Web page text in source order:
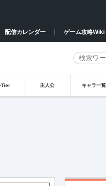
配信カレンダー ゲーム攻略Wiki
Tier 主人公 キャラ一覧